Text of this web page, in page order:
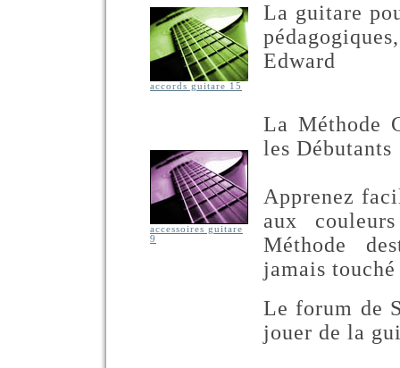
accords guitare 15
La guitare
Edward
accessoires guitare
9
La Méthode
les Débutants
Apprenez
aux
Méthode
jamais
Le forum de
jouer de la